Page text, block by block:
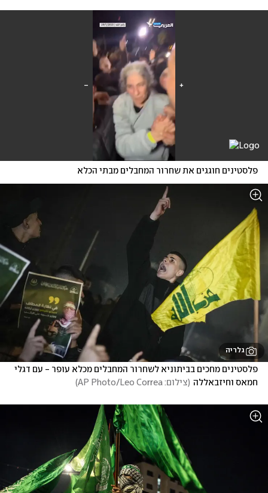
פלסטינים חוגגים את שחרור המחבלים מבתי הכלא
גלריה
חמאס וחיזבאללה (צילום: AP Photo/Leo Correa )